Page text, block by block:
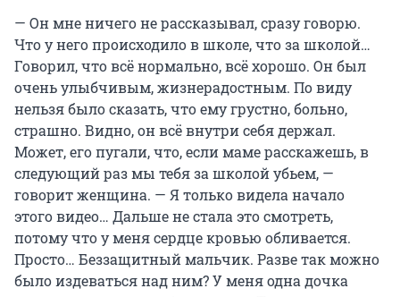
— Он мне ничего не рассказывал, сразу говорю.
Что у него происходило в школе, что за школой…
Говорил, что всё нормально, всё хорошо. Он был
очень улыбчивым, жизнерадостным. По виду
нельзя было сказать, что ему грустно, больно,
страшно. Видно, он всё внутри себя держал.
Может, его пугали, что, если маме расскажешь, в
следующий раз мы тебя за школой убьем, —
говорит женщина. — Я только видела начало
этого видео… Дальше не стала это смотреть,
потому что у меня сердце кровью обливается.
Просто… Беззащитный мальчик. Разве так можно
было издеваться над ним? У меня одна дочка